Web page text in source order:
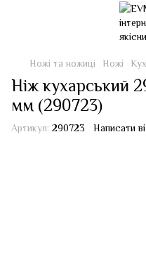
Ножі та ножиці Ножі
Ніж кухарський
мм (290723)
Артикул: 290723 Написати